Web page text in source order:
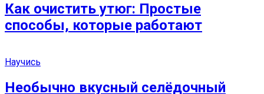
Как очистить утюг: Простые
способы, которые работают
Научись
Необычно вкусный селёдочный